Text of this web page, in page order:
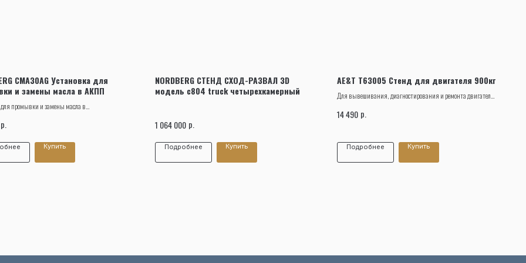
CMA30AG Установка для
и замены масла в АКПП
для промывки и замены масла в
различного автотранспорта в автосервисных
р.
Купить
NORDBERG СТЕНД СХОД-РАЗВАЛ 3D
модель c804 truck четырехкамерный
1 064 000 р.
Подробнее Купить
AE&T Т63005 Стенд для двигателя 900кг
Для вывешивания, диагностирования и ремонта двигателя
14 490 р.
Подробнее Купить